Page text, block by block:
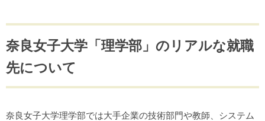
奈良女子大学「理学部」のリアルな就職
先について
奈良女子大学理学部では大手企業の技術部門や教師、システム